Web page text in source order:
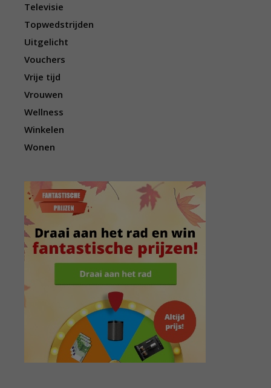
Televisie
Topwedstrijden
Uitgelicht
Vouchers
Vrije tijd
Vrouwen
Wellness
Winkelen
Wonen